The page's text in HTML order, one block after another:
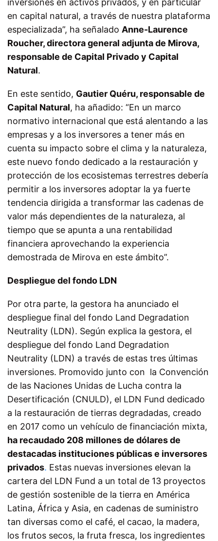
inversiones en activos privados, y en particular
en capital natural, a través de nuestra plataforma
especializada”, ha señalado Anne-Laurence
Roucher, directora general adjunta de Mirova,
responsable de Capital Privado y Capital
Natural.
En este sentido, Gautier Quéru, responsable de
Capital Natural, ha añadido: “En un marco
normativo internacional que está alentando a las
empresas y a los inversores a tener más en
cuenta su impacto sobre el clima y la naturaleza,
este nuevo fondo dedicado a la restauración y
protección de los ecosistemas terrestres debería
permitir a los inversores adoptar la ya fuerte
tendencia dirigida a transformar las cadenas de
valor más dependientes de la naturaleza, al
tiempo que se apunta a una rentabilidad
financiera aprovechando la experiencia
demostrada de Mirova en este ámbito”.
Despliegue del fondo LDN
Por otra parte, la gestora ha anunciado el
despliegue final del fondo Land Degradation
Neutrality (LDN). Según explica la gestora, el
despliegue del fondo Land Degradation
Neutrality (LDN) a través de estas tres últimas
inversiones. Promovido junto con la Convención
de las Naciones Unidas de Lucha contra la
Desertificación (CNULD), el LDN Fund dedicado
a la restauración de tierras degradadas, creado
en 2017 como un vehículo de financiación mixta,
ha recaudado 208 millones de dólares de
destacadas instituciones públicas e inversores
privados. Estas nuevas inversiones elevan la
cartera del LDN Fund a un total de 13 proyectos
de gestión sostenible de la tierra en América
Latina, África y Asia, en cadenas de suministro
tan diversas como el café, el cacao, la madera,
los frutos secos, la fruta fresca, los ingredientes